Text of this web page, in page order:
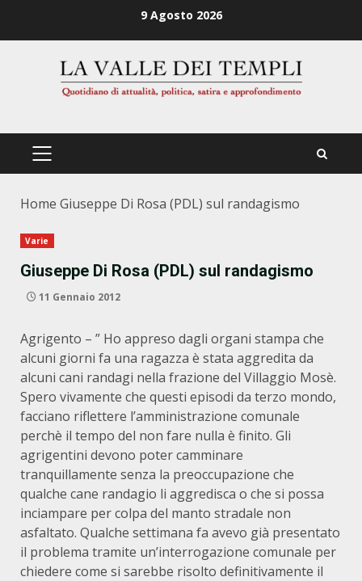
9 Agosto 2026
PRIMÄRES
Home Giuseppe Di Rosa (PDL) sul randagismo
Varie
Giuseppe Di Rosa (PDL) sul randagismo
11 Gennaio 2012
Agrigento – ” Ho appreso dagli organi stampa che
alcuni giorni fa una ragazza è stata aggredita da
alcuni cani randagi nella frazione del Villaggio Mosè.
Spero vivamente che questi episodi da terzo mondo,
facciano riflettere l’amministrazione comunale
perchè il tempo del non fare nulla è finito. Gli
agrigentini devono poter camminare
tranquillamente senza la preoccupazione che
qualche cane randagio li aggredisca o che si possa
inciampare per colpa del manto stradale non
asfaltato. Qualche settimana fa avevo già presentato
il problema tramite un’interrogazione comunale per
chiedere come si sarebbe risolto definitivamente il